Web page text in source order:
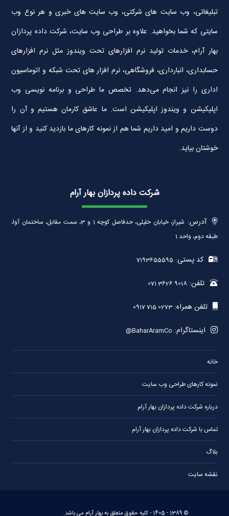
تبلیغاتی، وب سایت های شرکتی، وب سایت های خبری و هر نوع وب
سایتی که شما بخواهید. علاوه بر طراحی وب سایت، شرکت داده پردازان
بهار آرام، خدمات تولید نرم افزارهای تحت ویندوز مثل نرم افزارهای
حسابداری، انبارداری، فروشگاهی، نرم افزار های تحت شبکه و اتوماسیون
اداری را نیز انجام می‌دهد. تخصص ما طراحی و برنامه نویسی وب
اپلیکیشن و ویندوز اپلیکیشن است. ما عاشق کارمان هستیم و آن را
دوست داریم و امید داریم شما هم از نمونه کارهای ما بازدید کنید و از آنها
خوشتان بیاید.
شرکت داده پردازان بهار آرام
آدرس:
شیراز، خیابان خلیلی، حدفاصل کوچه 1 و 3، سمت مقابل، ساختمان آوا،
طبقه دوم، واحد 1
کد پستی:7193655595
تلفن:071 3626 9018
تلفن همراه:0917 715 0273
اینستاگرام: @BaharAramCo
خانه
نمونه کارهای طراحی وب سایت
درباره شرکت داده پردازان بهار آرام
تماس با شرکت داده پردازان بهار آرام
بلاگ
نقشه سایت
© 1389 -
1405 - کلیه حقوق متعلق بهبهار آرام می باشد.